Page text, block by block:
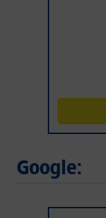
Google: